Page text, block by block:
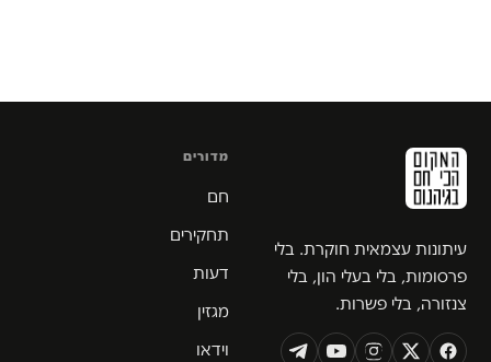
עיתונות עצמאית חוקרת. בלי
פרסומות, בלי בעלי הון, בלי
צנזורה, בלי פשרות.
מדורים
חם
תחקירים
דעות
מגזין
וידאו